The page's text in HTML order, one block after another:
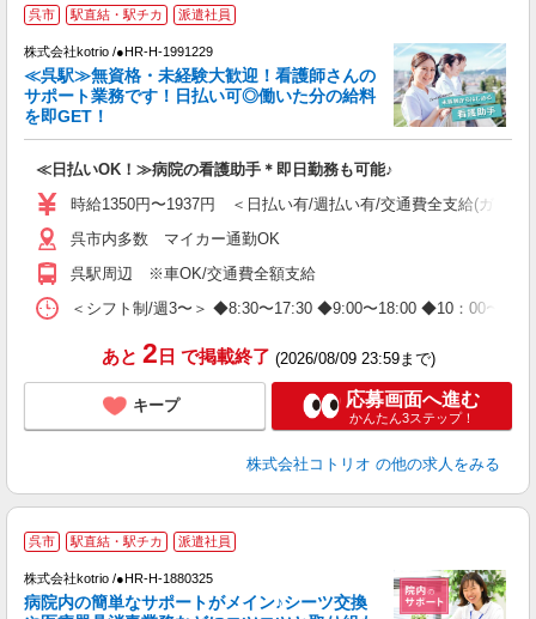
呉市 駅直結・駅チカ 派遣社員
株式会社kotrio /●HR-H-1991229
≪呉駅≫無資格・未経験大歓迎！看護師さんの
サポート業務です！日払い可◎働いた分の給料
を即GET！
≪日払いOK！≫病院の看護助手＊即日勤務も可能♪
時給1350円〜1937円 ＜日払い有/週払い有/交通費全支給(ガソリ
呉市内多数 マイカー通勤OK
呉駅周辺 ※車OK/交通費全額支給
＜シフト制/週3〜＞ ◆8:30〜17:30 ◆9:00〜18:00 ◆10：00〜19
あと 2 日 で掲載終了 (2026/08/09 23:59まで)
キープ 応募画面へ進む
かんたん3ステップ！
株式会社コトリオ の他の求人をみる
呉市 駅直結・駅チカ 派遣社員
株式会社kotrio /●HR-H-1880325
病院内の簡単なサポートがメイン♪シーツ交換